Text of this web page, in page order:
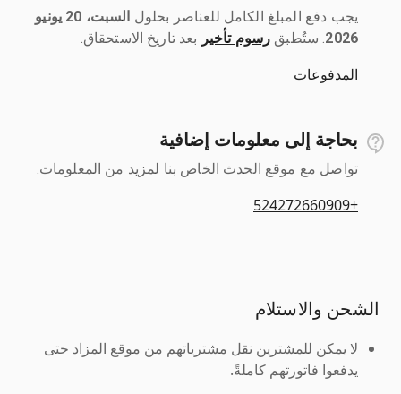
يجب دفع المبلغ الكامل للعناصر بحلول ‎
السبت، 20 يونيو
2026
رسوم تأخير بعد تاريخ الاستحقاق.
المدفوعات
بحاجة إلى معلومات إضافية
تواصل مع موقع الحدث الخاص بنا لمزيد من المعلومات.
+524272660909
الشحن والاستلام
لا يمكن للمشترين نقل مشترياتهم من موقع المزاد حتى
يدفعوا فاتورتهم كاملةً.